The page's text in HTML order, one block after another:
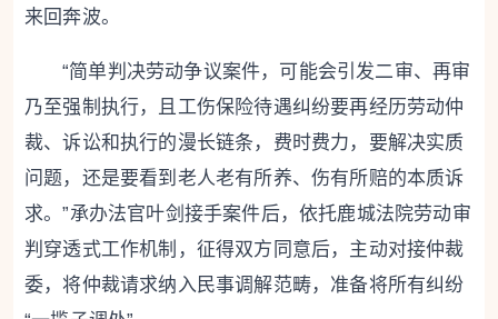
来回奔波。
“简单判决劳动争议案件，可能会引发二审、再审
乃至强制执行，且工伤保险待遇纠纷要再经历劳动仲
裁、诉讼和执行的漫长链条，费时费力，要解决实质
问题，还是要看到老人老有所养、伤有所赔的本质诉
求。”承办法官叶剑接手案件后，依托鹿城法院劳动审
判穿透式工作机制，征得双方同意后，主动对接仲裁
委，将仲裁请求纳入民事调解范畴，准备将所有纠纷